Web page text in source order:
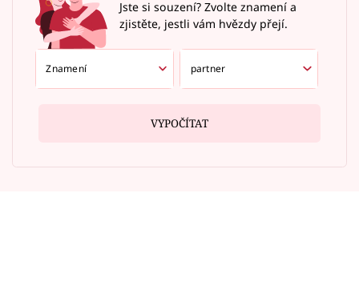
Jste si souzení? Zvolte znamení a
zjistěte, jestli vám hvězdy přejí.
VYPOČÍTAT